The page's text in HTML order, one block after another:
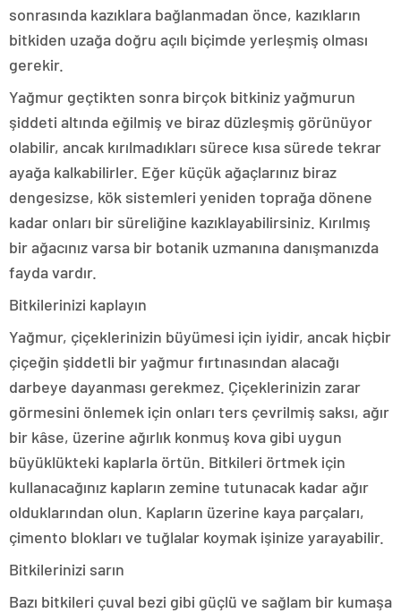
sonrasında kazıklara bağlanmadan önce, kazıkların
bitkiden uzağa doğru açılı biçimde yerleşmiş olması
gerekir.
Yağmur geçtikten sonra birçok bitkiniz yağmurun
şiddeti altında eğilmiş ve biraz düzleşmiş görünüyor
olabilir, ancak kırılmadıkları sürece kısa sürede tekrar
ayağa kalkabilirler. Eğer küçük ağaçlarınız biraz
dengesizse, kök sistemleri yeniden toprağa dönene
kadar onları bir süreliğine kazıklayabilirsiniz. Kırılmış
bir ağacınız varsa bir botanik uzmanına danışmanızda
fayda vardır.
Bitkilerinizi kaplayın
Yağmur, çiçeklerinizin büyümesi için iyidir, ancak hiçbir
çiçeğin şiddetli bir yağmur fırtınasından alacağı
darbeye dayanması gerekmez. Çiçeklerinizin zarar
görmesini önlemek için onları ters çevrilmiş saksı, ağır
bir kâse, üzerine ağırlık konmuş kova gibi uygun
büyüklükteki kaplarla örtün. Bitkileri örtmek için
kullanacağınız kapların zemine tutunacak kadar ağır
olduklarından olun. Kapların üzerine kaya parçaları,
çimento blokları ve tuğlalar koymak işinize yarayabilir.
Bitkilerinizi sarın
Bazı bitkileri çuval bezi gibi güçlü ve sağlam bir kumaşa